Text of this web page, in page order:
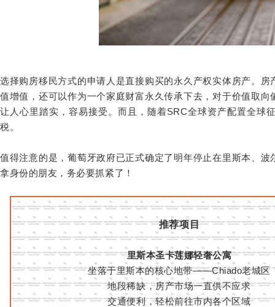
选择购房移民方式的申请人是直接购买的永久产权实体房产。
值增值，还可以作为一个家庭财富永久传承下去，对于价值取
让人心里踏实，容易接受。而且，随着SRC全球资产配置全球
税。
值得注意的是，葡萄牙政府已正式确定了明年停止在里斯本、
拿身份的朋友，务必要抓紧了！
推荐项目
里斯本圣卡莲娜轻奢公寓
坐落于里斯本的核心地带——Chiado老城区
地段稀缺，房产市场一直供不应求
交通便利，轻松前往市内各个区域